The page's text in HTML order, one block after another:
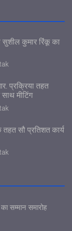
सुशील कुमार रिंकू का
प्रक्रिया तहत
साथ मीटिंग
सौ प्रतिशत कार्य
सम्मान समारोह